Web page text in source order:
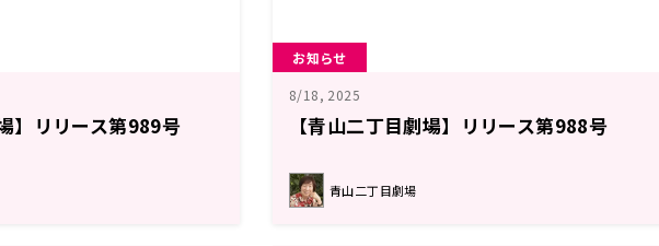
】リリース第989号
お知らせ
8/18, 2025
【青山二丁目劇場】リリース第988号
青山二丁目劇場